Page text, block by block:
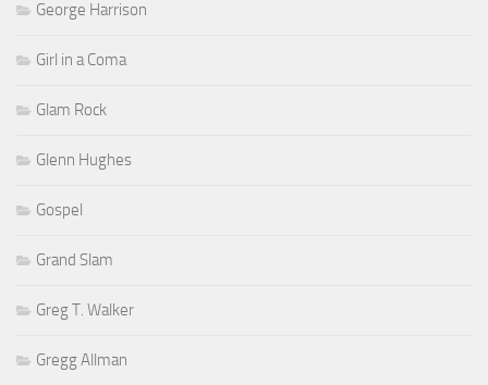
George Harrison
Girl in a Coma
Glam Rock
Glenn Hughes
Gospel
Grand Slam
Greg T. Walker
Gregg Allman